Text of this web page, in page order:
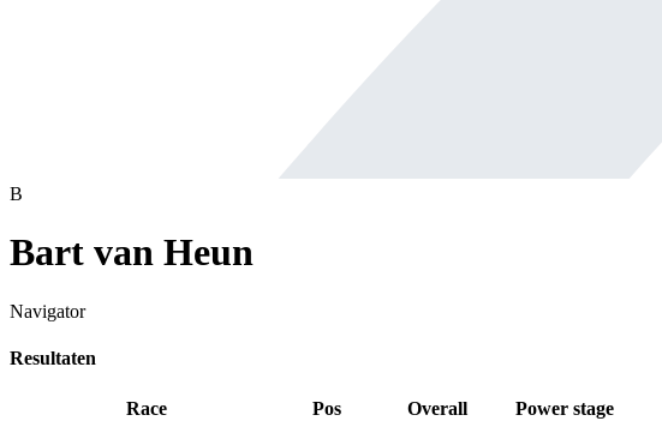
B
Bart van Heun
Navigator
Resultaten
Race Pos Overall Power stage